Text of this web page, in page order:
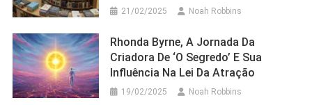
21/02/2025 Noah Robbins
Rhonda Byrne, A Jornada Da
Criadora De ‘O Segredo’ E Sua
Influência Na Lei Da Atração
19/02/2025 Noah Robbins